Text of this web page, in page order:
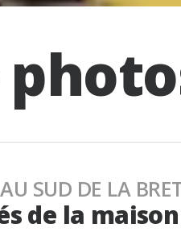
SUD DE LA
de la maison